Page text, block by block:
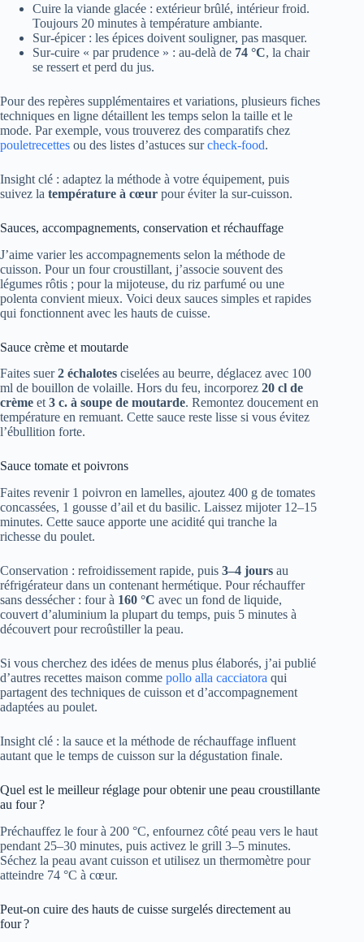
Cuire la viande glacée : extérieur brûlé, intérieur froid.
Toujours 20 minutes à température ambiante.
Sur-épicer : les épices doivent souligner, pas masquer.
Sur-cuire « par prudence » : au-delà de 74 °C, la chair
se ressert et perd du jus.
Pour des repères supplémentaires et variations, plusieurs fiches
techniques en ligne détaillent les temps selon la taille et le
mode. Par exemple, vous trouverez des comparatifs chez
pouletrecettes ou des listes d’astuces surcheck-food.
Insight clé : adaptez la méthode à votre équipement, puis
suivez la température à cœur pour éviter la sur-cuisson.
Sauces, accompagnements, conservation et réchauffage
J’aime varier les accompagnements selon la méthode de
cuisson. Pour un four croustillant, j’associe souvent des
légumes rôtis ; pour la mijoteuse, du riz parfumé ou une
polenta convient mieux. Voici deux sauces simples et rapides
qui fonctionnent avec les hauts de cuisse.
Sauce crème et moutarde
Faites suer2 échalotes ciselées au beurre, déglacez avec 100
ml de bouillon de volaille. Hors du feu, incorporez 20 cl de
crème et 3 c. à soupe de moutarde. Remontez doucement en
température en remuant. Cette sauce reste lisse si vous évitez
l’ébullition forte.
Sauce tomate et poivrons
Faites revenir 1 poivron en lamelles, ajoutez 400 g de tomates
concassées, 1 gousse d’ail et du basilic. Laissez mijoter 12–15
minutes. Cette sauce apporte une acidité qui tranche la
richesse du poulet.
Conservation : refroidissement rapide, puis 3–4 jours au
réfrigérateur dans un contenant hermétique. Pour réchauffer
sans dessécher : four à 160 °C avec un fond de liquide,
couvert d’aluminium la plupart du temps, puis 5 minutes à
découvert pour recroûstiller la peau.
Si vous cherchez des idées de menus plus élaborés, j’ai publié
d’autres recettes maison comme pollo alla cacciatora qui
partagent des techniques de cuisson et d’accompagnement
adaptées au poulet.
Insight clé : la sauce et la méthode de réchauffage influent
autant que le temps de cuisson sur la dégustation finale.
Quel est le meilleur réglage pour obtenir une peau croustillante
au four ?
Préchauffez le four à 200 °C, enfournez côté peau vers le haut
pendant 25–30 minutes, puis activez le grill 3–5 minutes.
Séchez la peau avant cuisson et utilisez un thermomètre pour
atteindre 74 °C à cœur.
Peut-on cuire des hauts de cuisse surgelés directement au
four ?